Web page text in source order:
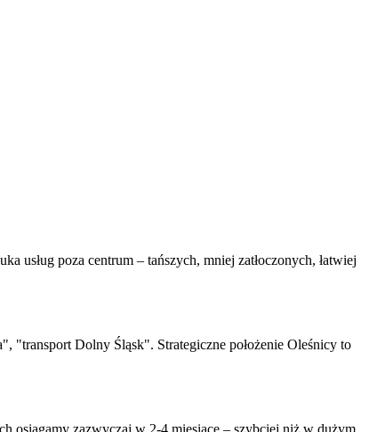
usług poza centrum – tańszych, mniej zatłoczonych, łatwiej
"transport Dolny Śląsk". Strategiczne położenie Oleśnicy to